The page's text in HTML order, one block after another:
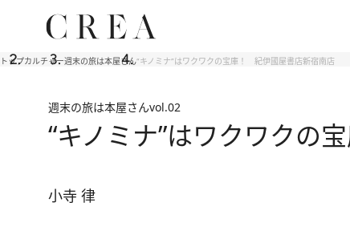
トップカルチャー週末の旅は本屋さん“キノミナ”はワクワクの宝庫！ 紀伊國屋書店新宿南店
週末の旅は本屋さんvol.02
“キノミナ”はワクワク
小寺 律